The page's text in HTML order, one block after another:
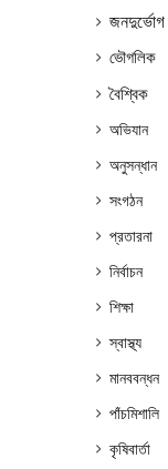
জনদুর্ভোগ
ভৌগলিক
বৈশ্বিক
অভিযান
অনুসন্ধান
সংগঠন
প্রতারনা
নির্বাচন
শিক্ষা
স্বাস্থ্য
মানববন্ধন
পাঁচমিশালি
কৃষিবার্তা